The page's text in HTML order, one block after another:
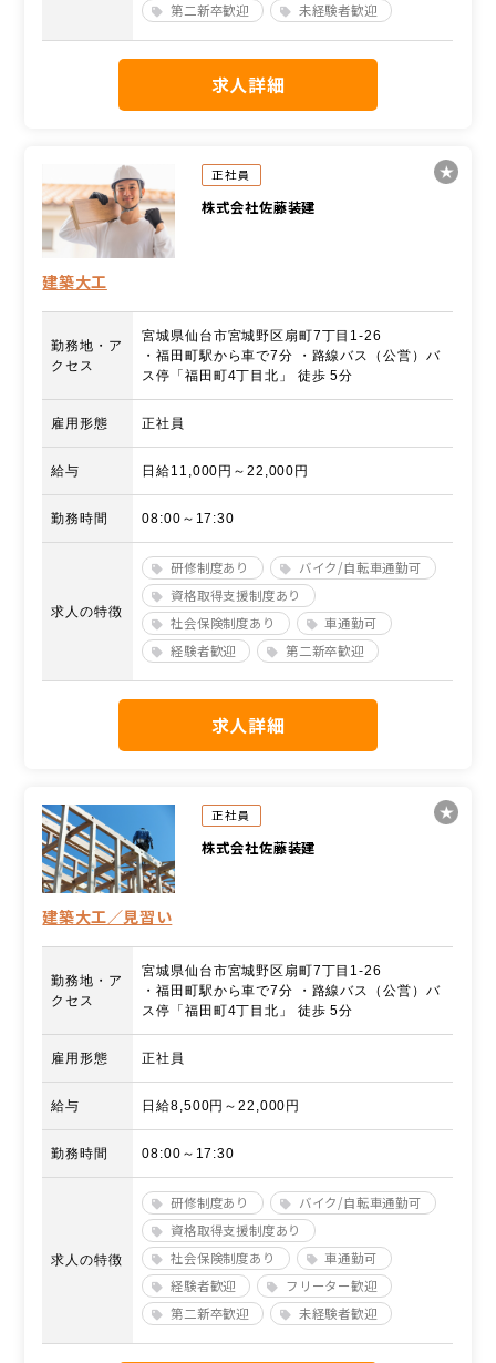
第二新卒歓迎
未経験者歓迎
求人詳細
正社員
株式会社佐藤装建
建築大工
勤務地・ア
クセス
宮城県仙台市宮城野区扇町7丁目1-26
・福田町駅から車で7分 ・路線バス（公営）バ
ス停「福田町4丁目北」 徒歩 5分
雇用形態 正社員
給与 日給11,000円～22,000円
勤務時間 08:00～17:30
求人の特徴
研修制度あり
バイク/自転車通勤可
資格取得支援制度あり
社会保険制度あり
車通勤可
経験者歓迎
第二新卒歓迎
求人詳細
正社員
株式会社佐藤装建
建築大工／見習い
勤務地・ア
クセス
宮城県仙台市宮城野区扇町7丁目1-26
・福田町駅から車で7分 ・路線バス（公営）バ
ス停「福田町4丁目北」 徒歩 5分
雇用形態 正社員
給与 日給8,500円～22,000円
勤務時間 08:00～17:30
求人の特徴
研修制度あり
バイク/自転車通勤可
資格取得支援制度あり
社会保険制度あり
車通勤可
経験者歓迎
フリーター歓迎
第二新卒歓迎
未経験者歓迎